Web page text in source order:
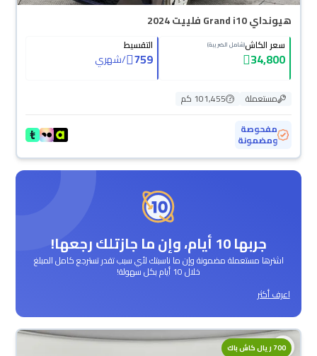
هيونداي Grand i10 فلييت 2024
سعر الكاش(شامل الضريبة)
34,800
التقسيط
759
/شهري
مستعملة
101,455 كم
مفحوصة
ومضمونة
جربها 10 أيام، وإن ما جازتلك رجعها!
اشترها مستعملة مضمونة وإن ما ناسبتك لأي سبب تقدر تسترجع كامل المبلغ
خلال 10 أيام بكل سهولة!
اعرف أكثر
700 ريال كاش باك